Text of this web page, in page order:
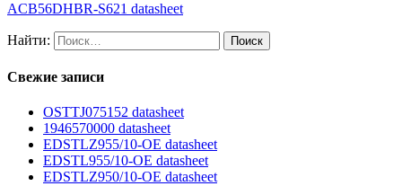
ACB56DHBR-S621 datasheet
Найти:
Свежие записи
OSTTJ075152 datasheet
1946570000 datasheet
EDSTLZ955/10-OE datasheet
EDSTL955/10-OE datasheet
EDSTLZ950/10-OE datasheet